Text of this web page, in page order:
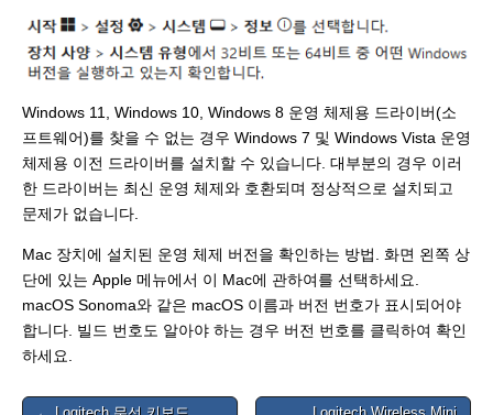
Windows 11, Windows 10, Windows 8 운영 체제용 드라이버(소
프트웨어)를 찾을 수 없는 경우 Windows 7 및 Windows Vista 운영
체제용 이전 드라이버를 설치할 수 있습니다. 대부분의 경우 이러
한 드라이버는 최신 운영 체제와 호환되며 정상적으로 설치되고
문제가 없습니다.
Mac 장치에 설치된 운영 체제 버전을 확인하는 방법. 화면 왼쪽 상
단에 있는 Apple 메뉴에서 이 Mac에 관하여를 선택하세요.
macOS Sonoma와 같은 macOS 이름과 버전 번호가 표시되어야
합니다. 빌드 번호도 알아야 하는 경우 버전 번호를 클릭하여 확인
하세요.
Post